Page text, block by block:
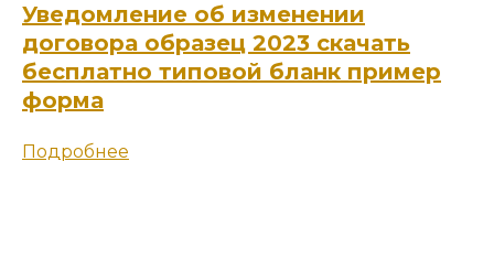
Уведомление об изменении
договора образец 2023 скачать
бесплатно типовой бланк пример
форма
Подробнее